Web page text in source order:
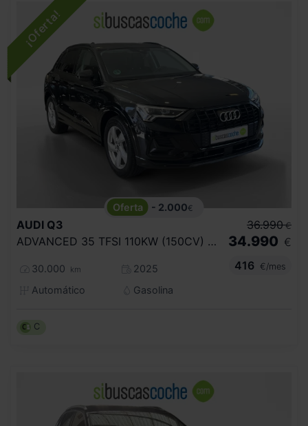
- 2.000€
AUDI Q3
ADVANCED 35 TFSI 110KW (150CV) S TRONIC
30.000 km
2025
Automático
Gasolina
36.990 €
34.990 €
416
€/mes
C